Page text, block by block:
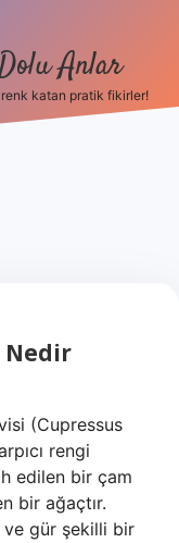
Anlar
katan pratik fikirler!
Nedir
(Cupressus
rengi
edilen bir çam
bir ağaçtır.
gür şekilli bir